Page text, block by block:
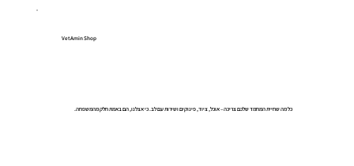
VetAmin Shop
כל מה שחיית המחמד שלכם צריכה – אוכל, ציוד, פינוקים ושירות עם לב. כי אצלנו, הם באמת חלק מהמשפחה.